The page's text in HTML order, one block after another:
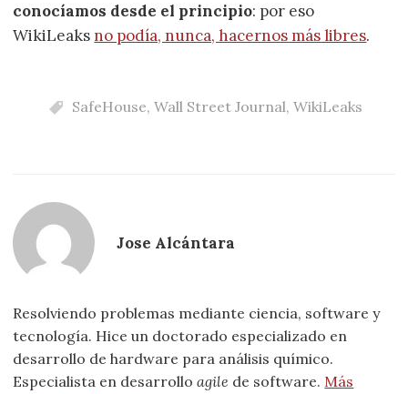
conocíamos desde el principio: por eso
WikiLeaksno podía, nunca, hacernos más libres.
SafeHouse, Wall Street Journal, WikiLeaks
Jose Alcántara
Resolviendo problemas mediante ciencia, software y
tecnología. Hice un doctorado especializado en
desarrollo de hardware para análisis químico.
Especialista en desarrolloagile de software. Más